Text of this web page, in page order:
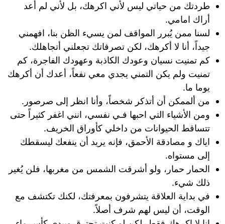
طردتك من حياتي ليس لأني اكرهك، بل لأني لم أعد
أراك امامي.
لسنا ممن يُبرر المواقف لمن يسيء الظن بنا، افهمني
جيداً، أنا لا أكرهك، لكن تصرفاتك تجعلني أتجاهلك.
كم تمنيت نسيان وعودك الكاذبة وعهودك الفاجرة، كم
تمنيت ولم يكن التمني يجدي معي نفعاً، أعدك أن أكرهك
يوما ما.
من ألممكن أن أتذكر شخصاً، وأنا انظر إلى صرصور.
ومن الأشياء التي احبها فـي نفسي، انني اغفر كثيراً حتى
تتساقط الحيوانات من داخلي كأوراق الخريف.
ایاك و مصادقة الأحمق، فإنه يريد أن ينفعك ليسقطك
إلى مستواه.
الحمار حمار، ولو أشرقت الشمس من مغربها، فلن يُغير
ذلك شيء.
في بداية العلاقة يتشرفون بمعرفتك، لكنك تكتشف مع
الوقت، أن ليس لهم شرف أصلاً.